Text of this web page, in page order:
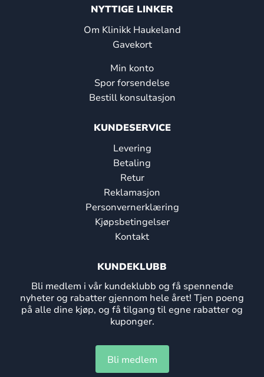
NYTTIGE LINKER
Om Klinikk Haukeland
Gavekort
Min konto
Spor forsendelse
Bestill konsultasjon
KUNDESERVICE
Levering
Betaling
Retur
Reklamasjon
Personvernerklæring
Kjøpsbetingelser
Kontakt
KUNDEKLUBB
Bli medlem i vår kundeklubb og få spennende
nyheter og rabatter gjennom hele året! Tjen poeng
på alle dine kjøp, og få tilgang til egne rabatter og
kuponger.
Bli medlem